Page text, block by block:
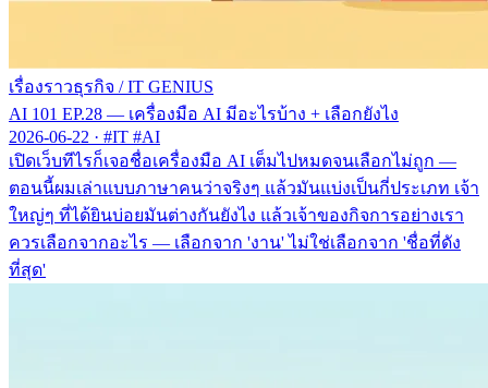
เรื่องราวธุรกิจ / IT GENIUS
AI 101 EP.28 — เครื่องมือ AI มีอะไรบ้าง + เลือกยังไง
2026-06-22 · #IT #AI
เปิดเว็บทีไรก็เจอชื่อเครื่องมือ AI เต็มไปหมดจนเลือกไม่ถูก —
ตอนนี้ผมเล่าแบบภาษาคนว่าจริงๆ แล้วมันแบ่งเป็นกี่ประเภท เจ้า
ใหญ่ๆ ที่ได้ยินบ่อยมันต่างกันยังไง แล้วเจ้าของกิจการอย่างเรา
ควรเลือกจากอะไร — เลือกจาก 'งาน' ไม่ใช่เลือกจาก 'ชื่อที่ดัง
ที่สุด'